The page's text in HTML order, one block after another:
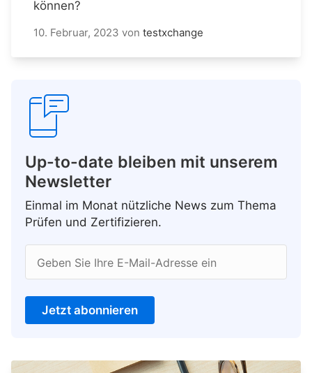
können?
10. Februar, 2023 von testxchange
Up-to-date bleiben mit unserem
Newsletter
Einmal im Monat nützliche News zum Thema
Prüfen und Zertifizieren.
Geben Sie Ihre E-Mail-Adresse ein
Jetzt abonnieren